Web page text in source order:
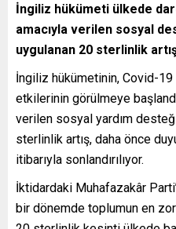
İngiliz hükümeti ülkede
amacıyla verilen sosyal
uygulanan 20 sterlinlik
İngiliz hükümetinin, Covid-19
etkilerinin görülmeye
verilen sosyal yardım
sterlinlik artış, daha önce
itibarıyla sonlandırılıyor.
İktidardaki Muhafazakâr
bir dönemde toplumun en